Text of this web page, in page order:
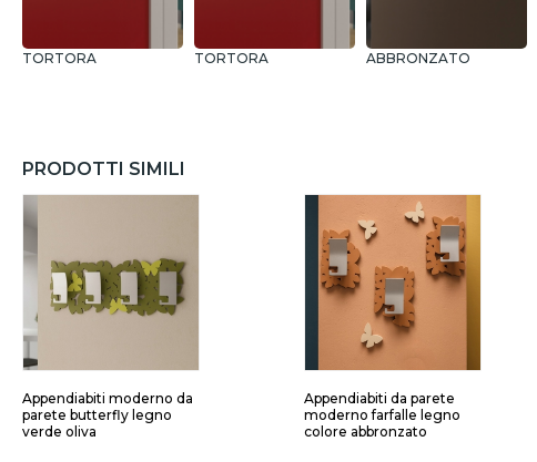
TORTORA TORTORA ABBRONZATO
PRODOTTI SIMILI
Appendiabiti moderno da
parete butterfly legno
verde oliva
Appendiabiti da parete
moderno farfalle legno
colore abbronzato